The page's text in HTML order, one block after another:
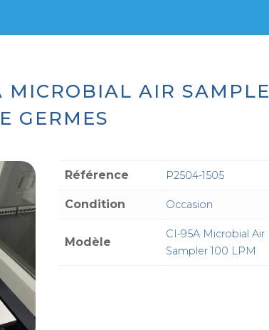
MICROBIAL AIR
GERMES
Référence P2504-1505
Condition Occasion
Modèle
CI-95A Microbial Air
Sampler 100 LPM